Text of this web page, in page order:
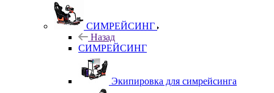
СИМРЕЙСИНГ
Назад
СИМРЕЙСИНГ
Экипировка для симрейсинга